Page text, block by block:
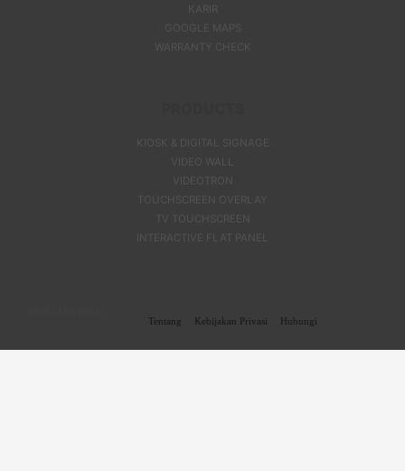
KARIR
GOOGLE MAPS
WARRANTY CHECK
KIOSK & DIGITAL SIGNAGE
VIDEO WALL
VIDEOTRON
TOUCHSCREEN OVERLAY
TV TOUCHSCREEN
INTERACTIVE FLAT PANEL
Tentang
Kebijakan Privasi Hubungi